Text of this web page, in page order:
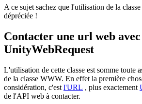
A ce sujet sachez que l'utilisation de la
dépréciée !
Contacter une url web avec
UnityWebRequest
L'utilisation de cette classe est somme toute
de la classe WWW. En effet la première
considération, c'est l'URL , plus exactement
de l'API web à contacter.